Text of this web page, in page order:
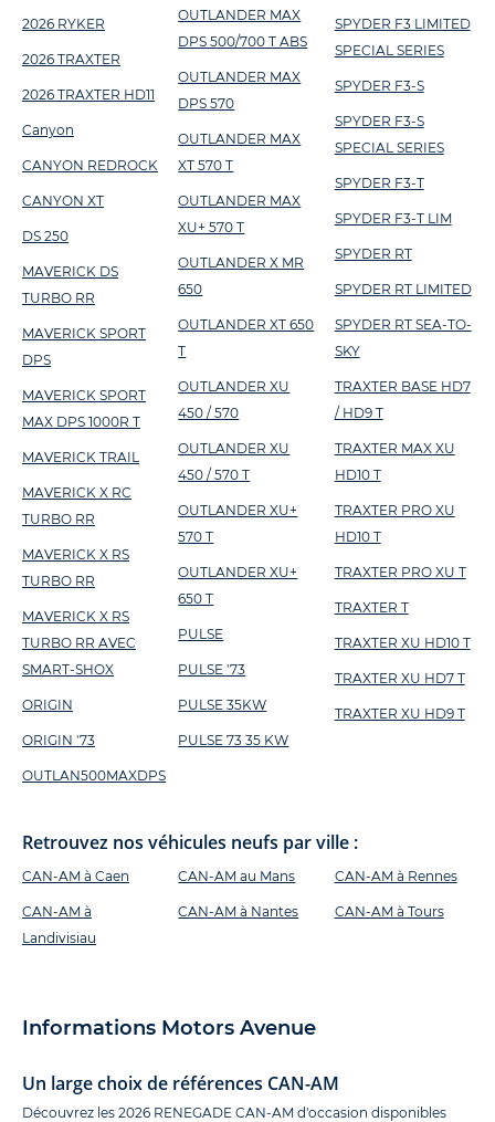
2026 RYKER
2026 TRAXTER
2026 TRAXTER HD11
Canyon
CANYON REDROCK
CANYON XT
DS 250
MAVERICK DS
TURBO RR
MAVERICK SPORT
DPS
MAVERICK SPORT
MAX DPS 1000R T
MAVERICK TRAIL
MAVERICK X RC
TURBO RR
MAVERICK X RS
TURBO RR
MAVERICK X RS
TURBO RR AVEC
SMART-SHOX
ORIGIN
ORIGIN '73
OUTLAN500MAXDPS
OUTLANDER MAX
DPS 500/700 T ABS
OUTLANDER MAX
DPS 570
OUTLANDER MAX
XT 570 T
OUTLANDER MAX
XU+ 570 T
OUTLANDER X MR
650
OUTLANDER XT 650
T
OUTLANDER XU
450 / 570
OUTLANDER XU
450 / 570 T
OUTLANDER XU+
570 T
OUTLANDER XU+
650 T
PULSE
PULSE '73
PULSE 35KW
PULSE 73 35 KW
SPYDER F3 LIMITED
SPECIAL SERIES
SPYDER F3-S
SPYDER F3-S
SPECIAL SERIES
SPYDER F3-T
SPYDER F3-T LIM
SPYDER RT
SPYDER RT LIMITED
SPYDER RT SEA-TO-
SKY
TRAXTER BASE HD7
/ HD9 T
TRAXTER MAX XU
HD10 T
TRAXTER PRO XU
HD10 T
TRAXTER PRO XU T
TRAXTER T
TRAXTER XU HD10 T
TRAXTER XU HD7 T
TRAXTER XU HD9 T
Retrouvez nos véhicules neufs par ville :
CAN-AM à Caen
CAN-AM à
Landivisiau
CAN-AM au Mans
CAN-AM à Nantes
CAN-AM à Rennes
CAN-AM à Tours
Informations Motors Avenue
Un large choix de références CAN-AM
Découvrez les 2026 RENEGADE CAN-AM d'occasion disponibles